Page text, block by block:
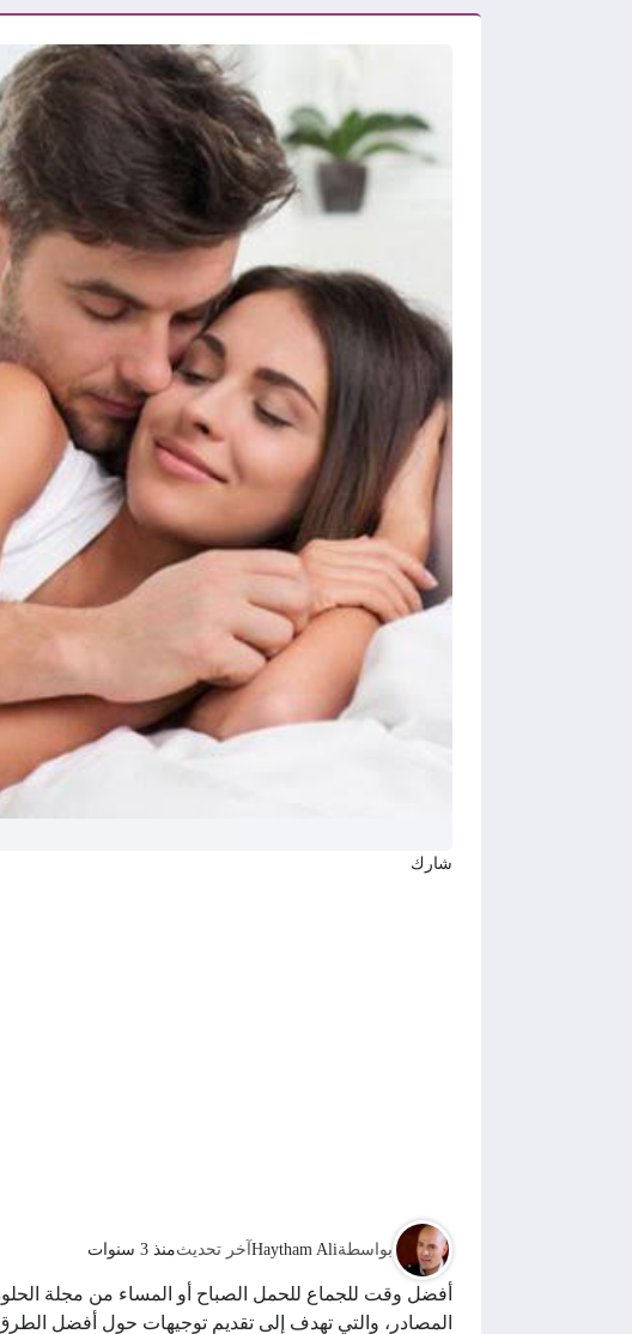
شارك
بواسطةHaytham Aliآخر تحديثمنذ 3 سنوات
أفضل وقت للجماع للحمل الصباح أو المساء من مجلة
المصادر، والتي تهدف إلى تقديم توجيهات حول أفضل